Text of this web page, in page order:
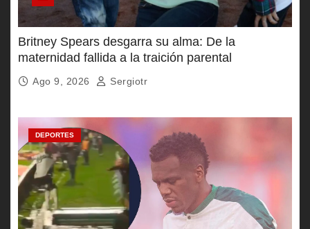
Britney Spears desgarra su alma: De la
maternidad fallida a la traición parental
Ago 9, 2026 Sergiotr
DEPORTES